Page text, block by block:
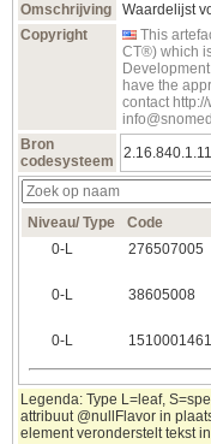
Omschrijving
Waardelijst
Copyright
This
CT®) which
have the
contact
Bron
codesysteem
Niveau/ Type Code
0‑L
276507005
0‑L 38605008
0‑L
Legenda: Type L=leaf,
attribuut @nullFlavor in
element veronderstelt tekst